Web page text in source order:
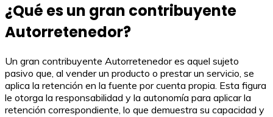
¿Qué es un gran contribuyente
Autorretenedor?
Un gran contribuyente Autorretenedor es aquel sujeto
pasivo que, al vender un producto o prestar un servicio, se
aplica la retención en la fuente por cuenta propia. Esta figura
le otorga la responsabilidad y la autonomía para aplicar la
retención correspondiente, lo que demuestra su capacidad y